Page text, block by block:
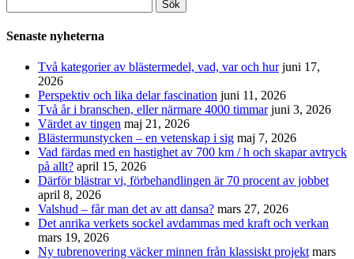
efter:
Senaste nyheterna
Två kategorier av blästermedel, vad, var och hur juni 17,
2026
Perspektiv och lika delar fascination juni 11, 2026
Två år i branschen, eller närmare 4000 timmar juni 3, 2026
Värdet av tingen maj 21, 2026
Blästermunstycken – en vetenskap i sig maj 7, 2026
Vad färdas med en hastighet av 700 km / h och skapar avtryck
på allt? april 15, 2026
Därför blästrar vi, förbehandlingen är 70 procent av jobbet
april 8, 2026
Valshud – får man det av att dansa? mars 27, 2026
Det anrika verkets sockel avdammas med kraft och verkan
mars 19, 2026
Ny tubrenovering väcker minnen från klassiskt projekt mars